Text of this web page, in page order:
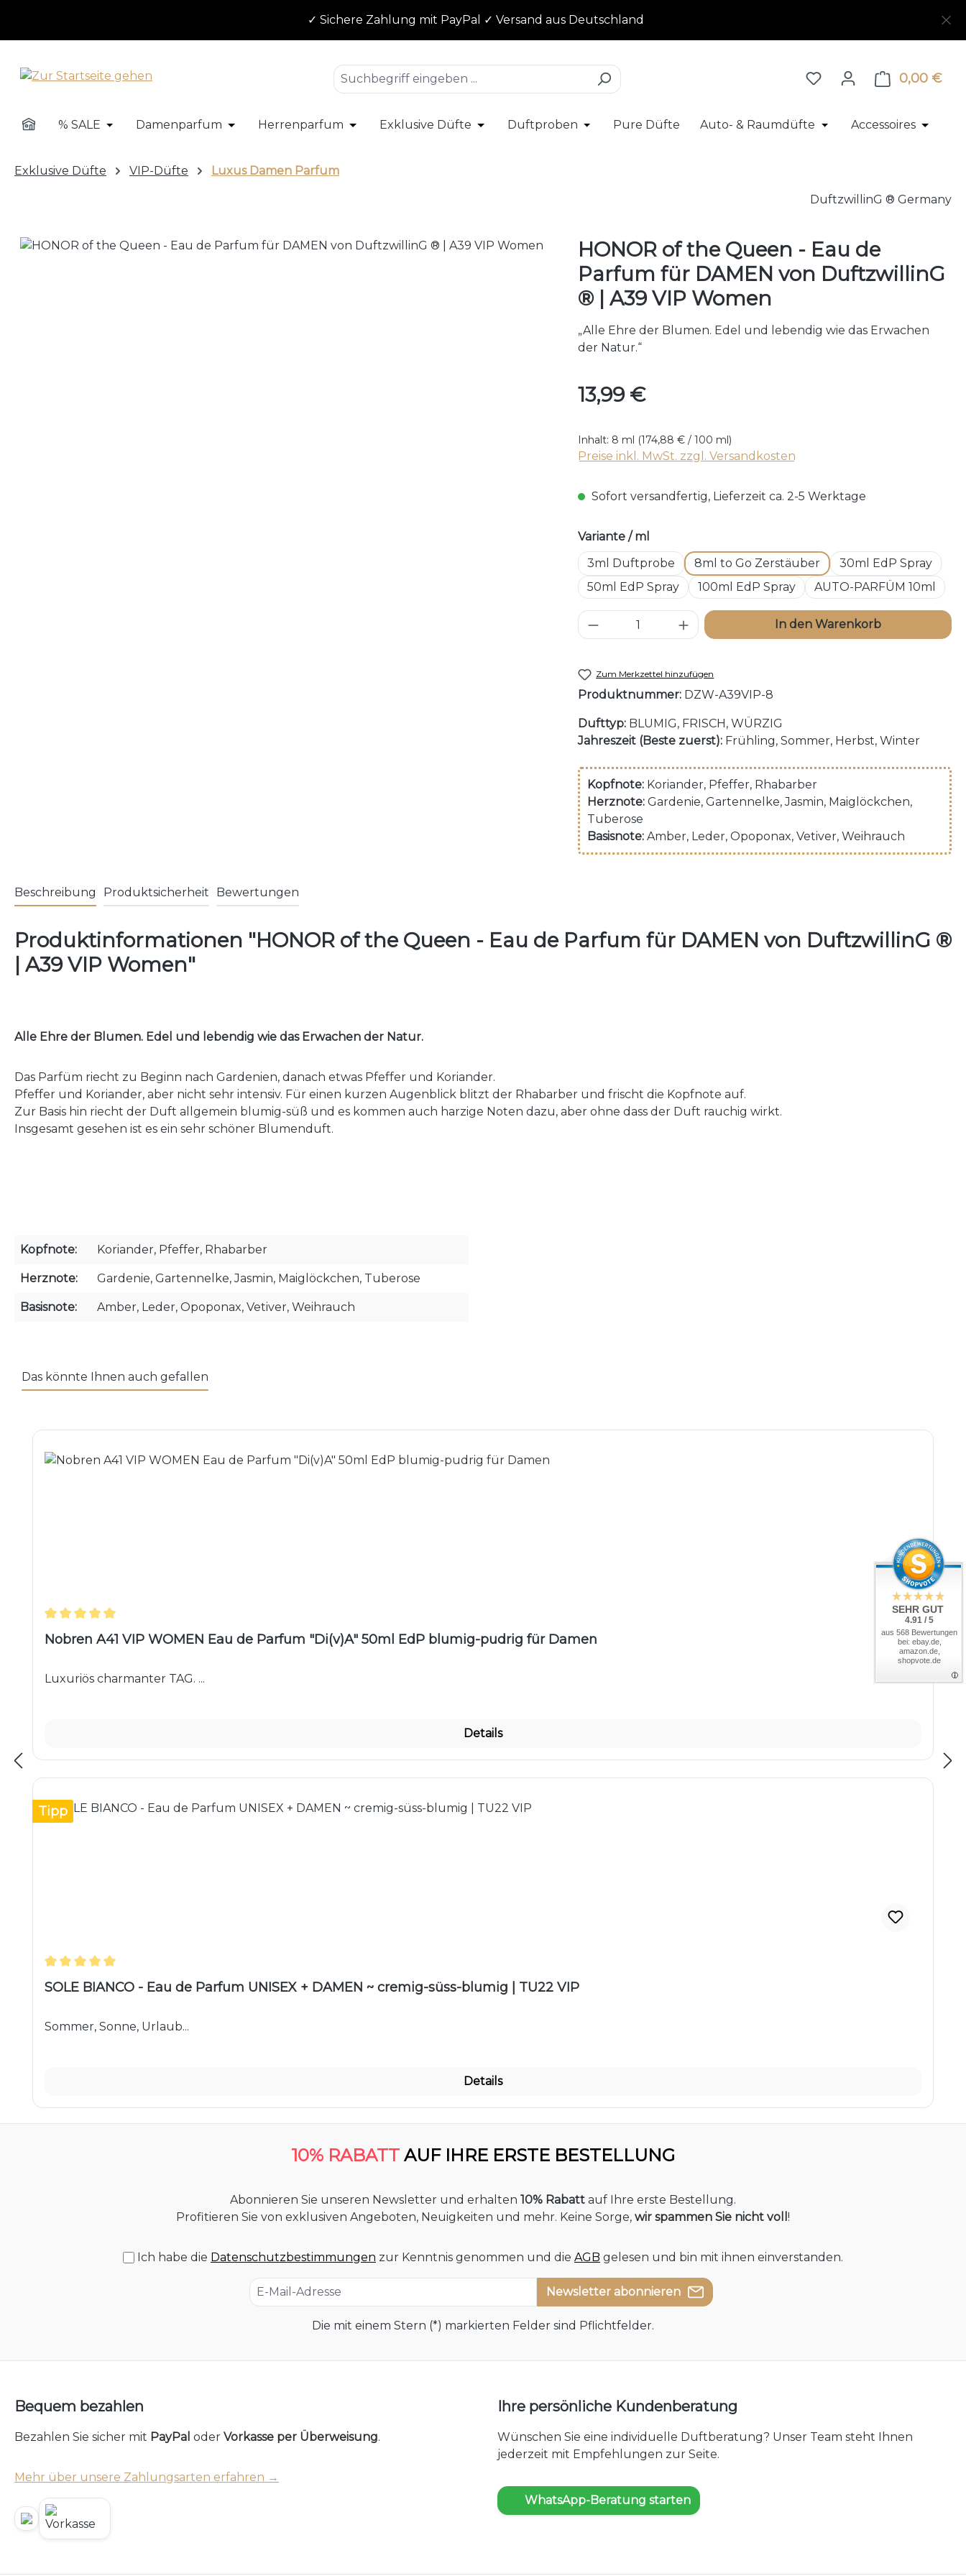
✓ Sichere Zahlung mit PayPal ✓ Versand aus Deutschland
0,00 €
% SALE Öffne oder Schließe das Dropdown der Kategorie % SALE
Damenparfum Öffne oder Schließe das Dropdown der Kategorie Damenparfum
Herrenparfum Öffne oder Schließe das Dropdown der Kategorie Herrenparfum
Exklusive Düfte Öffne oder Schließe das Dropdown der Kategorie Exklusive Düfte
Duftproben Öffne oder Schließe das Dropdown der Kategorie Duftproben
Pure Düfte Auto- & Raumdüfte Öffne oder Schließe
Accessoires Öffne
Exklusive Düfte VIP-Düfte Luxus Damen Parfum
DuftzwillinG ® Germany
Bildergalerie überspringen
HONOR of the Queen - Eau de
Parfum für DAMEN von DuftzwillinG
® | A39 VIP Women
„Alle Ehre der Blumen. Edel und lebendig wie das Erwachen
der Natur.“
Regulärer Preis:
13,99 €
Inhalt: 8 ml (174,88 € / 100 ml)
Preise inkl. MwSt. zzgl. Versandkosten
Sofort versandfertig, Lieferzeit ca. 2-5 Werktage
Variante / ml
3ml Duftprobe
8ml to Go Zerstäuber
30ml EdP Spray
50ml EdP Spray
100ml EdP Spray AUTO-PARFÜM 10ml
Produkt Anzahl: Gib den gewünschten Wert
In den Warenkorb
Zum Merkzettel hinzufügen
Produktnummer: DZW-A39VIP-8
Dufttyp: BLUMIG, FRISCH, WÜRZIG
Jahreszeit (Beste zuerst): Frühling, Sommer, Herbst, Winter
Kopfnote: Koriander, Pfeffer, Rhabarber
Herznote: Gardenie, Gartennelke, Jasmin, Maiglöckchen,
Tuberose
Basisnote: Amber, Leder, Opoponax, Vetiver, Weihrauch
Beschreibung Produktsicherheit Bewertungen
Produktinformationen "HONOR of the Queen - Eau de Parfum für DAMEN von DuftzwillinG ®
| A39 VIP Women"
Alle Ehre der Blumen. Edel und lebendig wie das Erwachen der Natur.
Das Parfüm riecht zu Beginn nach Gardenien, danach etwas Pfeffer und Koriander.
Pfeffer und Koriander, aber nicht sehr intensiv. Für einen kurzen Augenblick blitzt der Rhabarber und frischt die Kopfnote auf.
Zur Basis hin riecht der Duft allgemein blumig-süß und es kommen auch harzige Noten dazu, aber ohne dass der Duft rauchig wirkt.
Insgesamt gesehen ist es ein sehr schöner Blumenduft.
Kopfnote: Koriander, Pfeffer, Rhabarber
Herznote: Gardenie, Gartennelke, Jasmin, Maiglöckchen, Tuberose
Basisnote: Amber, Leder, Opoponax, Vetiver, Weihrauch
Das könnte Ihnen auch gefallen
Durchschnittliche Bewertung von 5 von 5 Sternen
Nobren A41 VIP WOMEN Eau de Parfum "Di(v)A" 50ml EdP blumig-pudrig für Damen
Luxuriös charmanter TAG. ...
Details
Tipp
Durchschnittliche Bewertung von 5 von 5 Sternen
SOLE BIANCO - Eau de Parfum UNISEX + DAMEN ~ cremig-süss-blumig | TU22 VIP
Sommer, Sonne, Urlaub...
Details
10% RABATT AUF IHRE ERSTE BESTELLUNG
Abonnieren Sie unseren Newsletter und erhalten 10% Rabatt auf Ihre erste Bestellung.
Profitieren Sie von exklusiven Angeboten, Neuigkeiten und mehr. Keine Sorge, wir spammen Sie nicht voll !
Ich habe die Datenschutzbestimmungen zur Kenntnis genommen und die AGB gelesen und bin mit ihnen einverstanden.
Newsletter abonnieren
Die mit einem Stern (*) markierten Felder sind Pflichtfelder.
Bequem bezahlen
Bezahlen Sie sicher mit PayPal oder Vorkasse per Überweisung.
Mehr über unsere Zahlungsarten erfahren →
Ihre persönliche Kundenberatung
Wünschen Sie eine individuelle Duftberatung? Unser Team steht Ihnen
jederzeit mit Empfehlungen zur Seite.
WhatsApp-Beratung starten
SEHR GUT
4.91 / 5
aus 568 Bewertungen
bei: ebay.de,
amazon.de,
shopvote.de